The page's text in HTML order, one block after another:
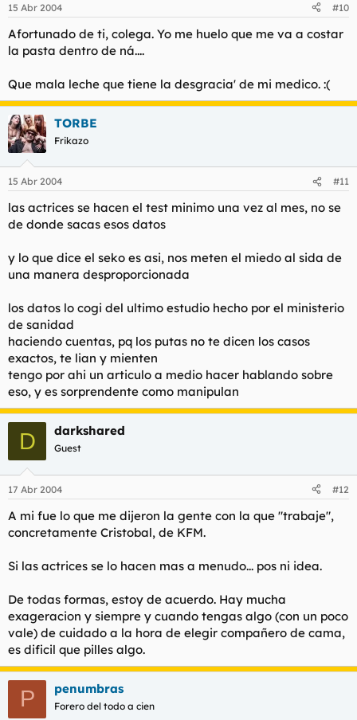
15 Abr 2004 #10
Afortunado de ti, colega. Yo me huelo que me va a costar
la pasta dentro de ná....
Que mala leche que tiene la desgracia' de mi medico. :(
TORBE
Frikazo
15 Abr 2004 #11
las actrices se hacen el test minimo una vez al mes, no se
de donde sacas esos datos
y lo que dice el seko es asi, nos meten el miedo al sida de
una manera desproporcionada
los datos lo cogi del ultimo estudio hecho por el ministerio
de sanidad
haciendo cuentas, pq los putas no te dicen los casos
exactos, te lian y mienten
tengo por ahi un articulo a medio hacer hablando sobre
eso, y es sorprendente como manipulan
D darkshared
Guest
17 Abr 2004 #12
A mi fue lo que me dijeron la gente con la que "trabaje",
concretamente Cristobal, de KFM.
Si las actrices se lo hacen mas a menudo... pos ni idea.
De todas formas, estoy de acuerdo. Hay mucha
exageracion y siempre y cuando tengas algo (con un poco
vale) de cuidado a la hora de elegir compañero de cama,
es dificil que pilles algo.
P penumbras
Forero del todo a cien